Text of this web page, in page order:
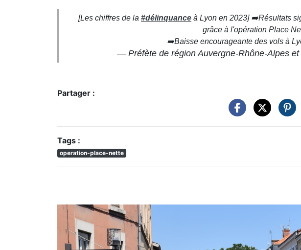
[Les chiffres de la #délinquance à Lyon en 2023] ➡️Résultats
grâce à l'opération Place
➡️Baisse encourageante des vols à
— Préfète de région Auvergne-Rhône-Alpes
Partager :
Tags :
operation-place-nette